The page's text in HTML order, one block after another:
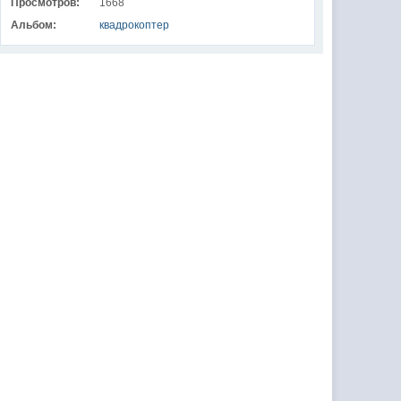
Просмотров:
1668
Альбом:
квадрокоптер